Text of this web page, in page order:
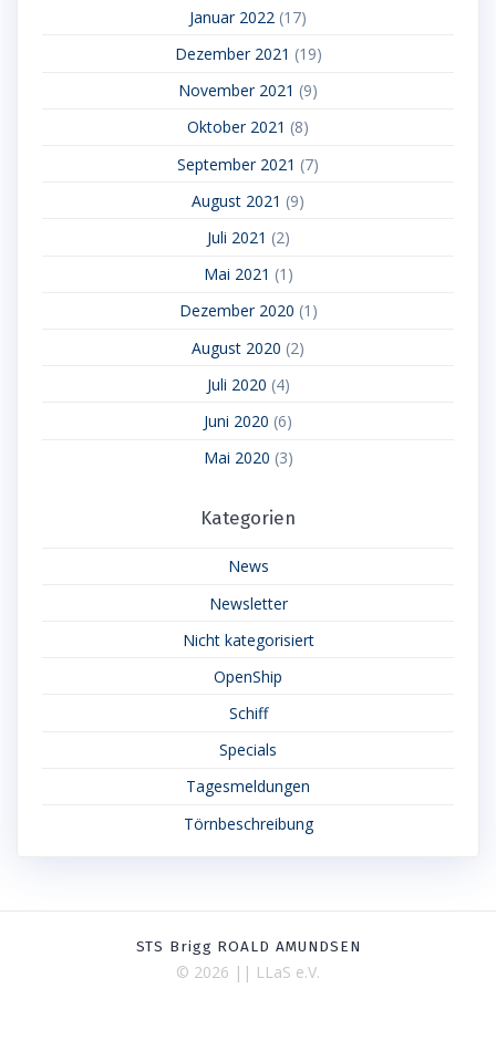
Januar 2022 (17)
Dezember 2021 (19)
November 2021 (9)
Oktober 2021 (8)
September 2021 (7)
August 2021 (9)
Juli 2021 (2)
Mai 2021 (1)
Dezember 2020 (1)
August 2020 (2)
Juli 2020 (4)
Juni 2020 (6)
Mai 2020 (3)
Kategorien
News
Newsletter
Nicht kategorisiert
OpenShip
Schiff
Specials
Tagesmeldungen
Törnbeschreibung
STS Brigg ROALD AMUNDSEN
© 2026 || LLaS e.V.